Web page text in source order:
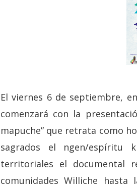
El viernes 6 de septiembre,
comenzará con la
mapuche” que retrata como
sagrados el ngen/espíritu
territoriales el documental
comunidades Williche